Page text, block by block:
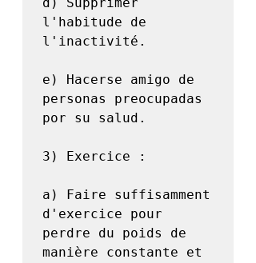
l'habitude de
l'inactivité.
e) Hacerse amigo de
personas preocupadas
por su salud.
3) Exercice :
a) Faire suffisamment
d'exercice pour
perdre du poids de
manière constante et